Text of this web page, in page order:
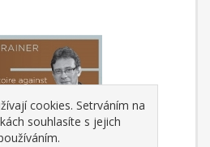
cookies. Setrváním na
souhlasíte s jejich